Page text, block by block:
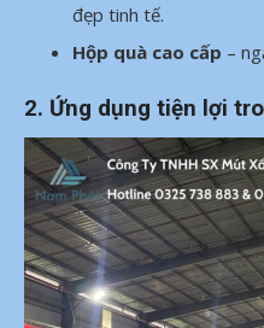
đẹp tinh tế.
Hộp quà cao cấp –
2. Ứng dụng tiện lợi